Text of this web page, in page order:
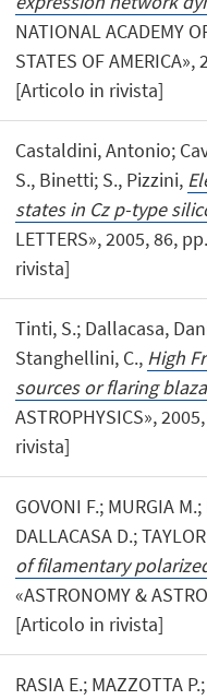
NATIONAL ACADEMY
STATES OF
[Articolo in rivista]
Castaldini, Antonio;
S., Binetti; S., Pizzini,
states in Cz p-type
LETTERS», 2005, 86,
rivista]
Tinti, S.; Dallacasa,
Stanghellini, C., High
sources or flaring
ASTROPHYSICS»,
rivista]
GOVONI F.; MURGIA
DALLACASA D.;
of filamentary
«ASTRONOMY &
[Articolo in rivista]
RASIA E.; MAZZOTTA